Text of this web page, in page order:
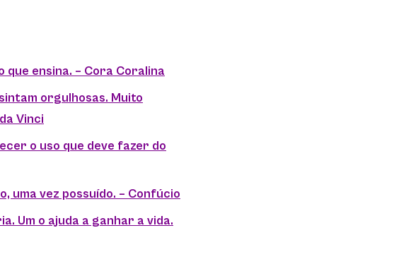
que ensina. – Cora Coralina
orgulhosas. Muito
Vinci
o uso que deve fazer do
uma vez possuído. – Confúcio
Um o ajuda a ganhar a vida.